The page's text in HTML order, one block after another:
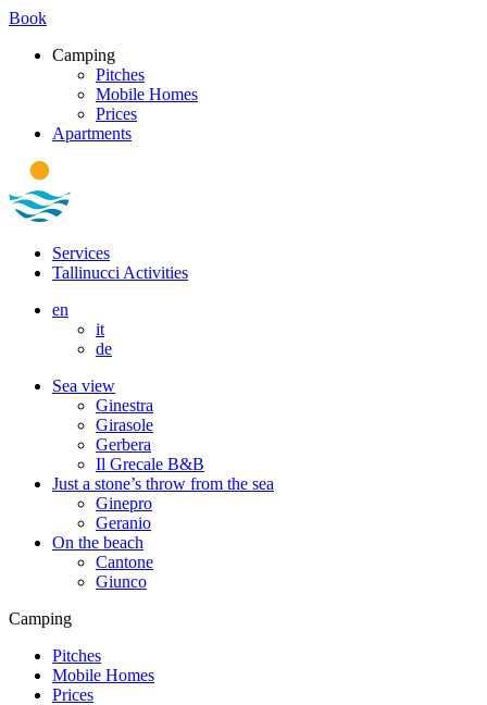
Book
Camping
Pitches
Mobile Homes
Prices
Apartments
Services
Tallinucci Activities
en
it
de
Sea view
Ginestra
Girasole
Gerbera
Il Grecale B&B
Just a stone’s throw from the sea
Ginepro
Geranio
On the beach
Cantone
Giunco
Camping
Pitches
Mobile Homes
Prices